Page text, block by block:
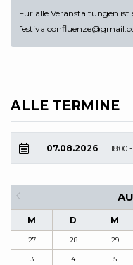
Für alle Veranstaltungen ist
ALLE TERMINE
07.08.2026 18:00
M D M
27 28 29
3 4 5